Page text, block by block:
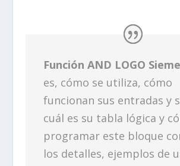
Función AND LOGO
es, cómo se utiliza, cómo
funcionan sus entradas y
cuál es su tabla lógica y
programar este bloque
los detalles, ejemplos de